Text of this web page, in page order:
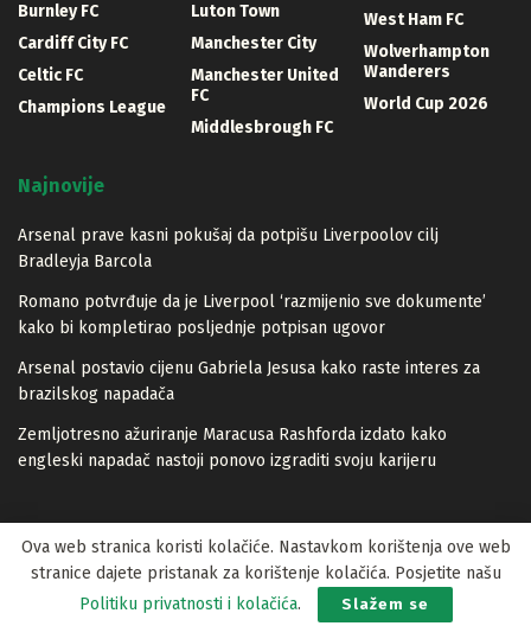
Burnley FC
Cardiff City FC
Celtic FC
Champions League
Luton Town
Manchester City
Manchester United
FC
Middlesbrough FC
West Ham FC
Wolverhampton
Wanderers
World Cup 2026
Najnovije
Arsenal prave kasni pokušaj da potpišu Liverpoolov cilj
Bradleyja Barcola
Romano potvrđuje da je Liverpool ‘razmijenio sve dokumente’
kako bi kompletirao posljednje potpisan ugovor
Arsenal postavio cijenu Gabriela Jesusa kako raste interes za
brazilskog napadača
Zemljotresno ažuriranje Maracusa Rashforda izdato kako
engleski napadač nastoji ponovo izgraditi svoju karijeru
© 2023 Lopta.net
Ova web stranica koristi kolačiće. Nastavkom korištenja ove web
stranice dajete pristanak za korištenje kolačića. Posjetite našu
Politiku privatnosti i kolačića. Slažem se